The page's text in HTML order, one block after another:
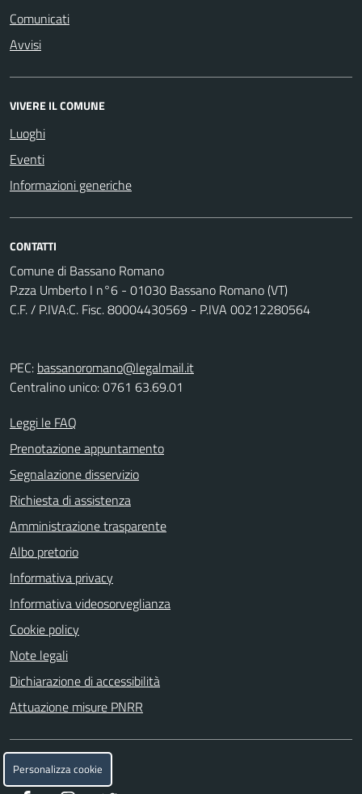
Comunicati
Avvisi
VIVERE IL COMUNE
Luoghi
Eventi
Informazioni generiche
CONTATTI
Comune di Bassano Romano
P.zza Umberto I n°6 - 01030 Bassano Romano (VT)
C.F. / P.IVA:C. Fisc. 80004430569 - P.IVA 00212280564
PEC: bassanoromano@legalmail.it
Centralino unico: 0761 63.69.01
Leggi le FAQ
Prenotazione appuntamento
Segnalazione disservizio
Richiesta di assistenza
Amministrazione trasparente
Albo pretorio
Informativa privacy
Informativa videosorveglianza
Cookie policy
Note legali
Dichiarazione di accessibilità
Attuazione misure PNRR
SEGUICI SU
Personalizza cookie